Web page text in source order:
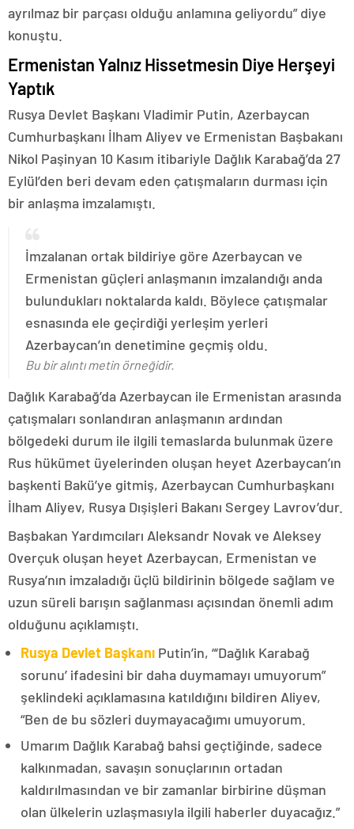
ayrılmaz bir parçası olduğu anlamına geliyordu” diye
konuştu.
Ermenistan Yalnız Hissetmesin Diye Herşeyi
Yaptık
Rusya Devlet Başkanı Vladimir Putin, Azerbaycan
Cumhurbaşkanı İlham Aliyev ve Ermenistan Başbakanı
Nikol Paşinyan 10 Kasım itibariyle Dağlık Karabağ’da 27
Eylül’den beri devam eden çatışmaların durması için
bir anlaşma imzalamıştı.
İmzalanan ortak bildiriye göre Azerbaycan ve
Ermenistan güçleri anlaşmanın imzalandığı anda
bulundukları noktalarda kaldı. Böylece çatışmalar
esnasında ele geçirdiği yerleşim yerleri
Azerbaycan’ın denetimine geçmiş oldu.
Bu bir alıntı metin örneğidir.
Dağlık Karabağ’da Azerbaycan ile Ermenistan arasında
çatışmaları sonlandıran anlaşmanın ardından
bölgedeki durum ile ilgili temaslarda bulunmak üzere
Rus hükümet üyelerinden oluşan heyet Azerbaycan’ın
başkenti Bakü’ye gitmiş, Azerbaycan Cumhurbaşkanı
İlham Aliyev, Rusya Dışişleri Bakanı Sergey Lavrov’dur.
Başbakan Yardımcıları Aleksandr Novak ve Aleksey
Overçuk oluşan heyet Azerbaycan, Ermenistan ve
Rusya’nın imzaladığı üçlü bildirinin bölgede sağlam ve
uzun süreli barışın sağlanması açısından önemli adım
olduğunu açıklamıştı.
Rusya Devlet Başkanı Putin’in, “‘Dağlık Karabağ
sorunu’ ifadesini bir daha duymamayı umuyorum”
şeklindeki açıklamasına katıldığını bildiren Aliyev,
“Ben de bu sözleri duymayacağımı umuyorum.
Umarım Dağlık Karabağ bahsi geçtiğinde, sadece
kalkınmadan, savaşın sonuçlarının ortadan
kaldırılmasından ve bir zamanlar birbirine düşman
olan ülkelerin uzlaşmasıyla ilgili haberler duyacağız.”